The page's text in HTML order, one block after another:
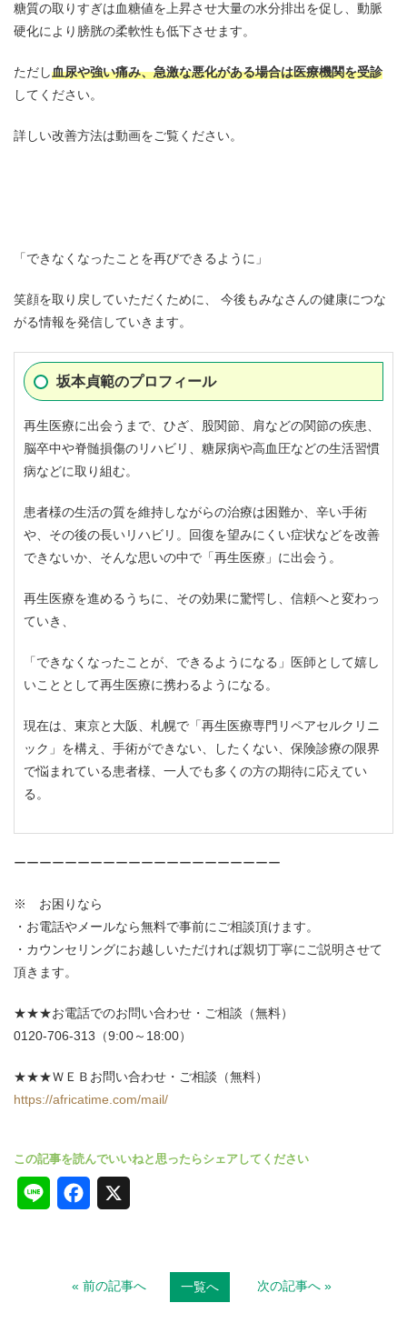
糖質の取りすぎは血糖値を上昇させ大量の水分排出を促し、動脈
硬化により膀胱の柔軟性も低下させます。
ただし血尿や強い痛み、急激な悪化がある場合は医療機関を受診
してください。
詳しい改善方法は動画をご覧ください。
「できなくなったことを再びできるように」
笑顔を取り戻していただくために、 今後もみなさんの健康につな
がる情報を発信していきます。
坂本貞範のプロフィール
再生医療に出会うまで、ひざ、股関節、肩などの関節の疾患、
脳卒中や脊髄損傷のリハビリ、糖尿病や高血圧などの生活習慣
病などに取り組む。
患者様の生活の質を維持しながらの治療は困難か、辛い手術
や、その後の長いリハビリ。回復を望みにくい症状などを改善
できないか、そんな思いの中で「再生医療」に出会う。
再生医療を進めるうちに、その効果に驚愕し、信頼へと変わっ
ていき、
「できなくなったことが、できるようになる」医師として嬉し
いこととして再生医療に携わるようになる。
現在は、東京と大阪、札幌で「再生医療専門リペアセルクリニ
ック」を構え、手術ができない、したくない、保険診療の限界
で悩まれている患者様、一人でも多くの方の期待に応えてい
る。
ーーーーーーーーーーーーーーーーーーーーー
※ お困りなら
・お電話やメールなら無料で事前にご相談頂けます。
・カウンセリングにお越しいただければ親切丁寧にご説明させて
頂きます。
★★★お電話でのお問い合わせ・ご相談（無料）
0120-706-313（9:00～18:00）
★★★ＷＥＢお問い合わせ・ご相談（無料）
https://africatime.com/mail/
e
« 前の記事へ 一覧へ 次の記事へ »